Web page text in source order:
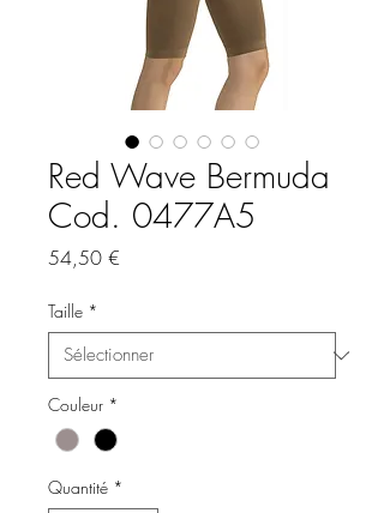
Red Wave Bermuda
Cod. 0477A5
54,50 €
Taille *
Couleur *
Quantité *